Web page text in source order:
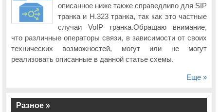
Технологическая группа Cisco TelePresence представит продукты
обновленного портфеля на московской Cisco Expo-2011
размаху выставка инновационных технологий
«Облачные вычисления»
Компания RRC примет участие в московской Cisco Expo-2011
описанное ниже также справедливо для SIP
транка и H.323 транка, так как это частные
случаи VoIP транка.Обращаю внимание,
что различные операторы связи, в зависимости от своих
технических возможностей, могут или не могут
реализовать описанные в данной статье схемы.
Еще »
Разное »